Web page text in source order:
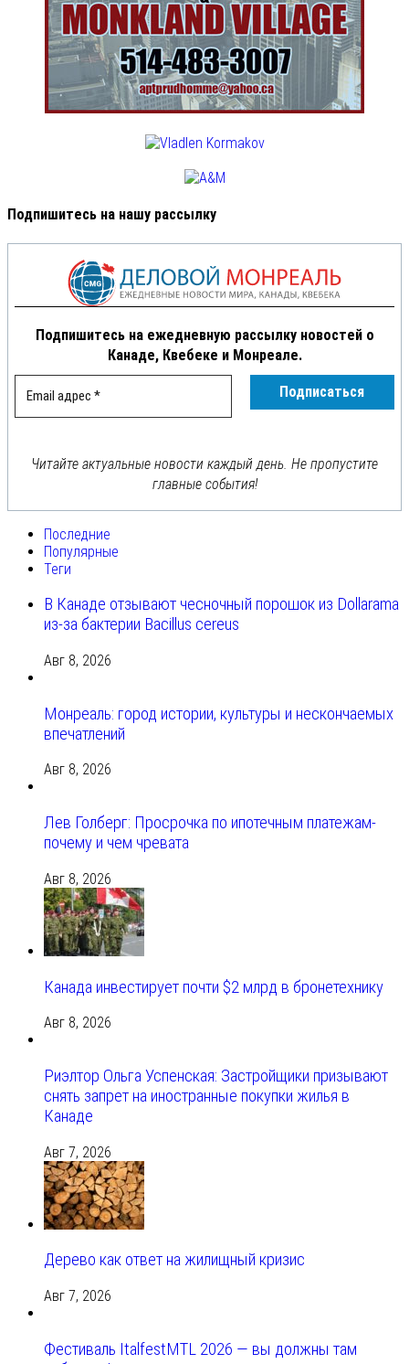
Подпишитесь на нашу рассылку
Подпишитесь на ежедневную рассылку новостей о
Канаде, Квебеке и Монреале.
Читайте актуальные новости каждый день. Не пропустите
главные события!
Последние
Популярные
Теги
В Канаде отзывают чесночный порошок из Dollarama
из-за бактерии Bacillus cereus
Авг 8, 2026
Монреаль: город истории, культуры и нескончаемых
впечатлений
Авг 8, 2026
Лев Голберг: Просрочка по ипотечным платежам-
почему и чем чревата
Авг 8, 2026
Канада инвестирует почти $2 млрд в бронетехнику
Авг 8, 2026
Риэлтор Ольга Успенская: Застройщики призывают
снять запрет на иностранные покупки жилья в
Канаде
Авг 7, 2026
Дерево как ответ на жилищный кризис
Авг 7, 2026
Фестиваль ItalfestMTL 2026 — вы должны там